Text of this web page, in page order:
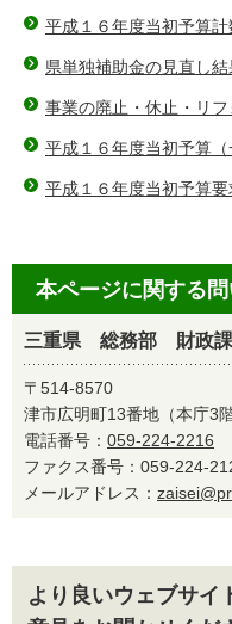
平成１６年度当初予算
県単独補助金の見直し
事業の廃止・休止・リ
平成１６年度当初予算
平成１６年度当初予算要
本ページに関する
三重県 総務部 財政
〒514-8570
津市広明町13番地（本庁3階
電話番号： 059-224-2216
ファクス番号：059-224-
メールアドレス：
より良いウェブサイ